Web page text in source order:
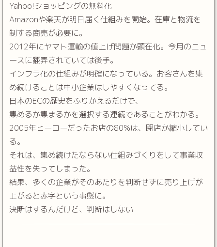
Yahoo!ショッピングの無料化
Amazonや楽天が明日届く仕組みを開始。在庫と物流を
制する商売が必要に。
2012年にヤマト運輸の値上げ問題か顕在化。今月のニュ
ースに翻弄されていては後手。
インフラ化の仕組みが明確になっている。お客さんを集
め続けることは中小企業はしやすくなってる。
日本のECの歴史をふりかえるだけで、
集めるか集まるかを選択する連続であることがわかる。
2005年ヒーローだったお店の80%は、閉店か縮小してい
る。
それは、集め続けたならない仕組みづくりをして事業収
益性を失ってしまった。
結果、多くの企業がそのあたりを判断せずに売り上げが
上がると赤字という事態に。
決断はするんだけど、判断はしない